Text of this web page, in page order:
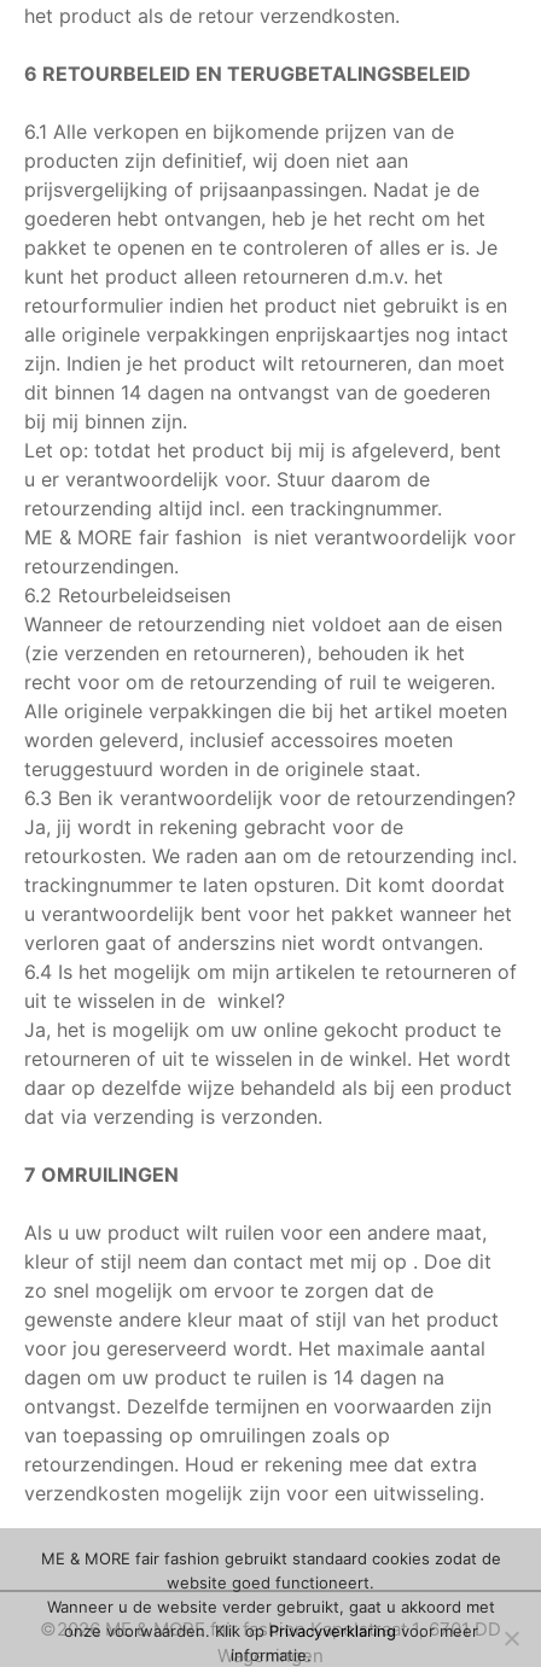
het product als de retour verzendkosten.
6 RETOURBELEID EN TERUGBETALINGSBELEID
6.1 Alle verkopen en bijkomende prijzen van de
producten zijn definitief, wij doen niet aan
prijsvergelijking of prijsaanpassingen. Nadat je de
goederen hebt ontvangen, heb je het recht om het
pakket te openen en te controleren of alles er is. Je
kunt het product alleen retourneren d.m.v. het
retourformulier indien het product niet gebruikt is en
alle originele verpakkingen enprijskaartjes nog intact
zijn. Indien je het product wilt retourneren, dan moet
dit binnen 14 dagen na ontvangst van de goederen
bij mij binnen zijn.
Let op: totdat het product bij mij is afgeleverd, bent
u er verantwoordelijk voor. Stuur daarom de
retourzending altijd incl. een trackingnummer.
ME & MORE fair fashion is niet verantwoordelijk voor
retourzendingen.
6.2 Retourbeleidseisen
Wanneer de retourzending niet voldoet aan de eisen
(zie verzenden en retourneren), behouden ik het
recht voor om de retourzending of ruil te weigeren.
Alle originele verpakkingen die bij het artikel moeten
worden geleverd, inclusief accessoires moeten
teruggestuurd worden in de originele staat.
6.3 Ben ik verantwoordelijk voor de retourzendingen?
Ja, jij wordt in rekening gebracht voor de
retourkosten. We raden aan om de retourzending incl.
trackingnummer te laten opsturen. Dit komt doordat
u verantwoordelijk bent voor het pakket wanneer het
verloren gaat of anderszins niet wordt ontvangen.
6.4 Is het mogelijk om mijn artikelen te retourneren of
uit te wisselen in de winkel?
Ja, het is mogelijk om uw online gekocht product te
retourneren of uit te wisselen in de winkel. Het wordt
daar op dezelfde wijze behandeld als bij een product
dat via verzending is verzonden.
7 OMRUILINGEN
Als u uw product wilt ruilen voor een andere maat,
kleur of stijl neem dan contact met mij op . Doe dit
zo snel mogelijk om ervoor te zorgen dat de
gewenste andere kleur maat of stijl van het product
voor jou gereserveerd wordt. Het maximale aantal
dagen om uw product te ruilen is 14 dagen na
ontvangst. Dezelfde termijnen en voorwaarden zijn
van toepassing op omruilingen zoals op
retourzendingen. Houd er rekening mee dat extra
verzendkosten mogelijk zijn voor een uitwisseling.
©2026 ME & MORE fair fashion Kapelstraat 1, 6701 DD
Wageningen
ME & MORE fair fashion gebruikt standaard cookies zodat de
website goed functioneert.
Wanneer u de website verder gebruikt, gaat u akkoord met
onze voorwaarden. Klik opPrivacyverklaringvoor meer
informatie.